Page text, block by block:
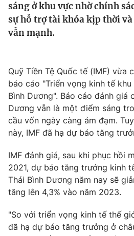
Thế giới
Tin tức
Câu chuyện quốc tế
Tài chính
Thị trường
Góc doanh nghiệp
Dữ liệu và đời sống
Truyền hình
Phim VTV
Nhân vật
Khán giả
Giải sao mai
Giải trí
Điện ảnh
Âm nhạc
Sao
Đời sống
Du lịch
Chất lượng cuộc sống
Giáo dục
Tuyển sinh
Công nghệ
sáng ở khu vực nhờ chính
sự hỗ trợ tài khóa kịp thời
vẫn mạnh.
Quỹ Tiền Tệ Quốc tế (IMF) vừa
báo cáo "Triển vọng kinh tế
Bình Dương". Báo cáo đánh giá
Dương vẫn là một điểm sáng
cầu vốn ngày càng ảm đạm.
này, IMF đã hạ dự báo tăng
IMF đánh giá, sau khi phục hồi
2021, dự báo tăng trưởng kinh
Thái Bình Dương năm nay sẽ
tăng lên 4,3% vào năm 2023.
"So với triển vọng kinh tế thế
đã hạ dự báo tăng trưởng ở